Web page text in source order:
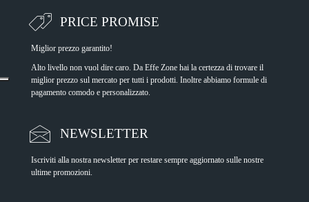
PRICE PROMISE
Miglior prezzo garantito!
Alto livello non vuol dire caro. Da Effe Zone hai la certezza di trovare il
miglior prezzo sul mercato per tutti i prodotti. Inoltre abbiamo formule di
pagamento comodo e personalizzato.
NEWSLETTER
Iscriviti alla nostra newsletter per restare sempre aggiornato sulle nostre
ultime promozioni.